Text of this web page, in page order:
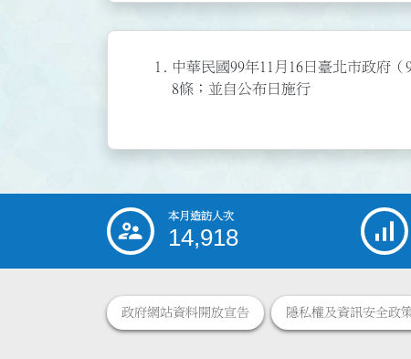
1.
中華民國99年11月16日臺北市政府
8條；並自公布日施行
::: 本月造訪人次
14,918
政府網站資料開放宣告 隱私權及資訊安全政